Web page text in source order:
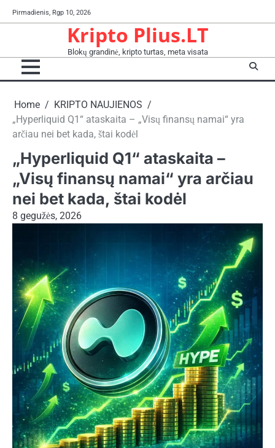
to
Pirmadienis, Rgp 10, 2026
Kripto Plius.LT
Blokų grandinė, kripto turtas, meta visata
Home
KRIPTO NAUJIENOS
„Hyperliquid Q1“ ataskaita – „Visų finansų namai“ yra
arčiau nei bet kada, štai kodėl
„Hyperliquid Q1“ ataskaita –
„Visų finansų namai“ yra arčiau
nei bet kada, štai kodėl
8 gegužės, 2026